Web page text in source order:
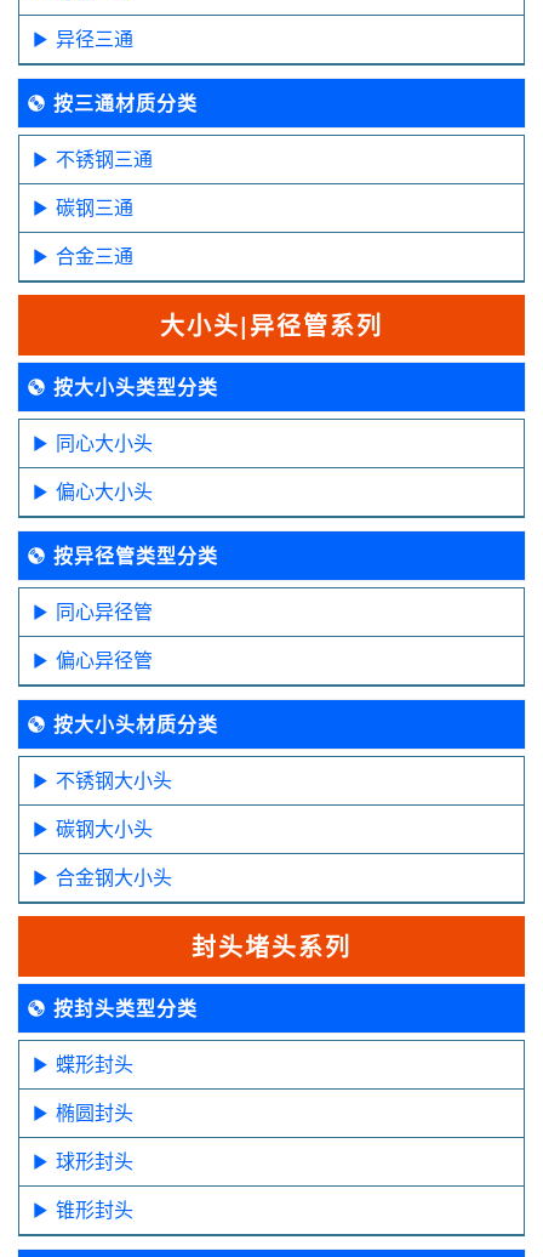
异径三通
按三通材质分类
不锈钢三通
碳钢三通
合金三通
大小头|异径管系列
按大小头类型分类
同心大小头
偏心大小头
按异径管类型分类
同心异径管
偏心异径管
按大小头材质分类
不锈钢大小头
碳钢大小头
合金钢大小头
封头堵头系列
按封头类型分类
蝶形封头
椭圆封头
球形封头
锥形封头